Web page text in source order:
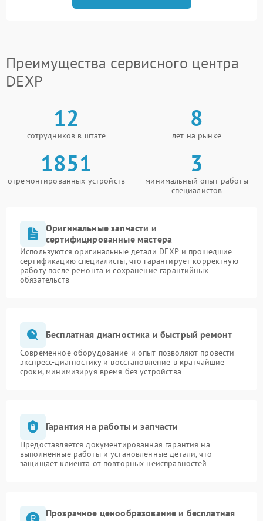
Преимущества сервисного центра
DEXP
12
сотрудников в штате
8
лет на рынке
1851
отремонтированных устройств
3
минимальный опыт работы
специалистов
Оригинальные запчасти и
сертифицированные мастера
Используются оригинальные детали DEXP и прошедшие
сертификацию специалисты, что гарантирует корректную
работу после ремонта и сохранение гарантийных
обязательств
Бесплатная диагностика и быстрый ремонт
Современное оборудование и опыт позволяют провести
экспресс-диагностику и восстановление в кратчайшие
сроки, минимизируя время без устройства
Гарантия на работы и запчасти
Предоставляется документированная гарантия на
выполненные работы и установленные детали, что
защищает клиента от повторных неисправностей
Прозрачное ценообразование и бесплатная